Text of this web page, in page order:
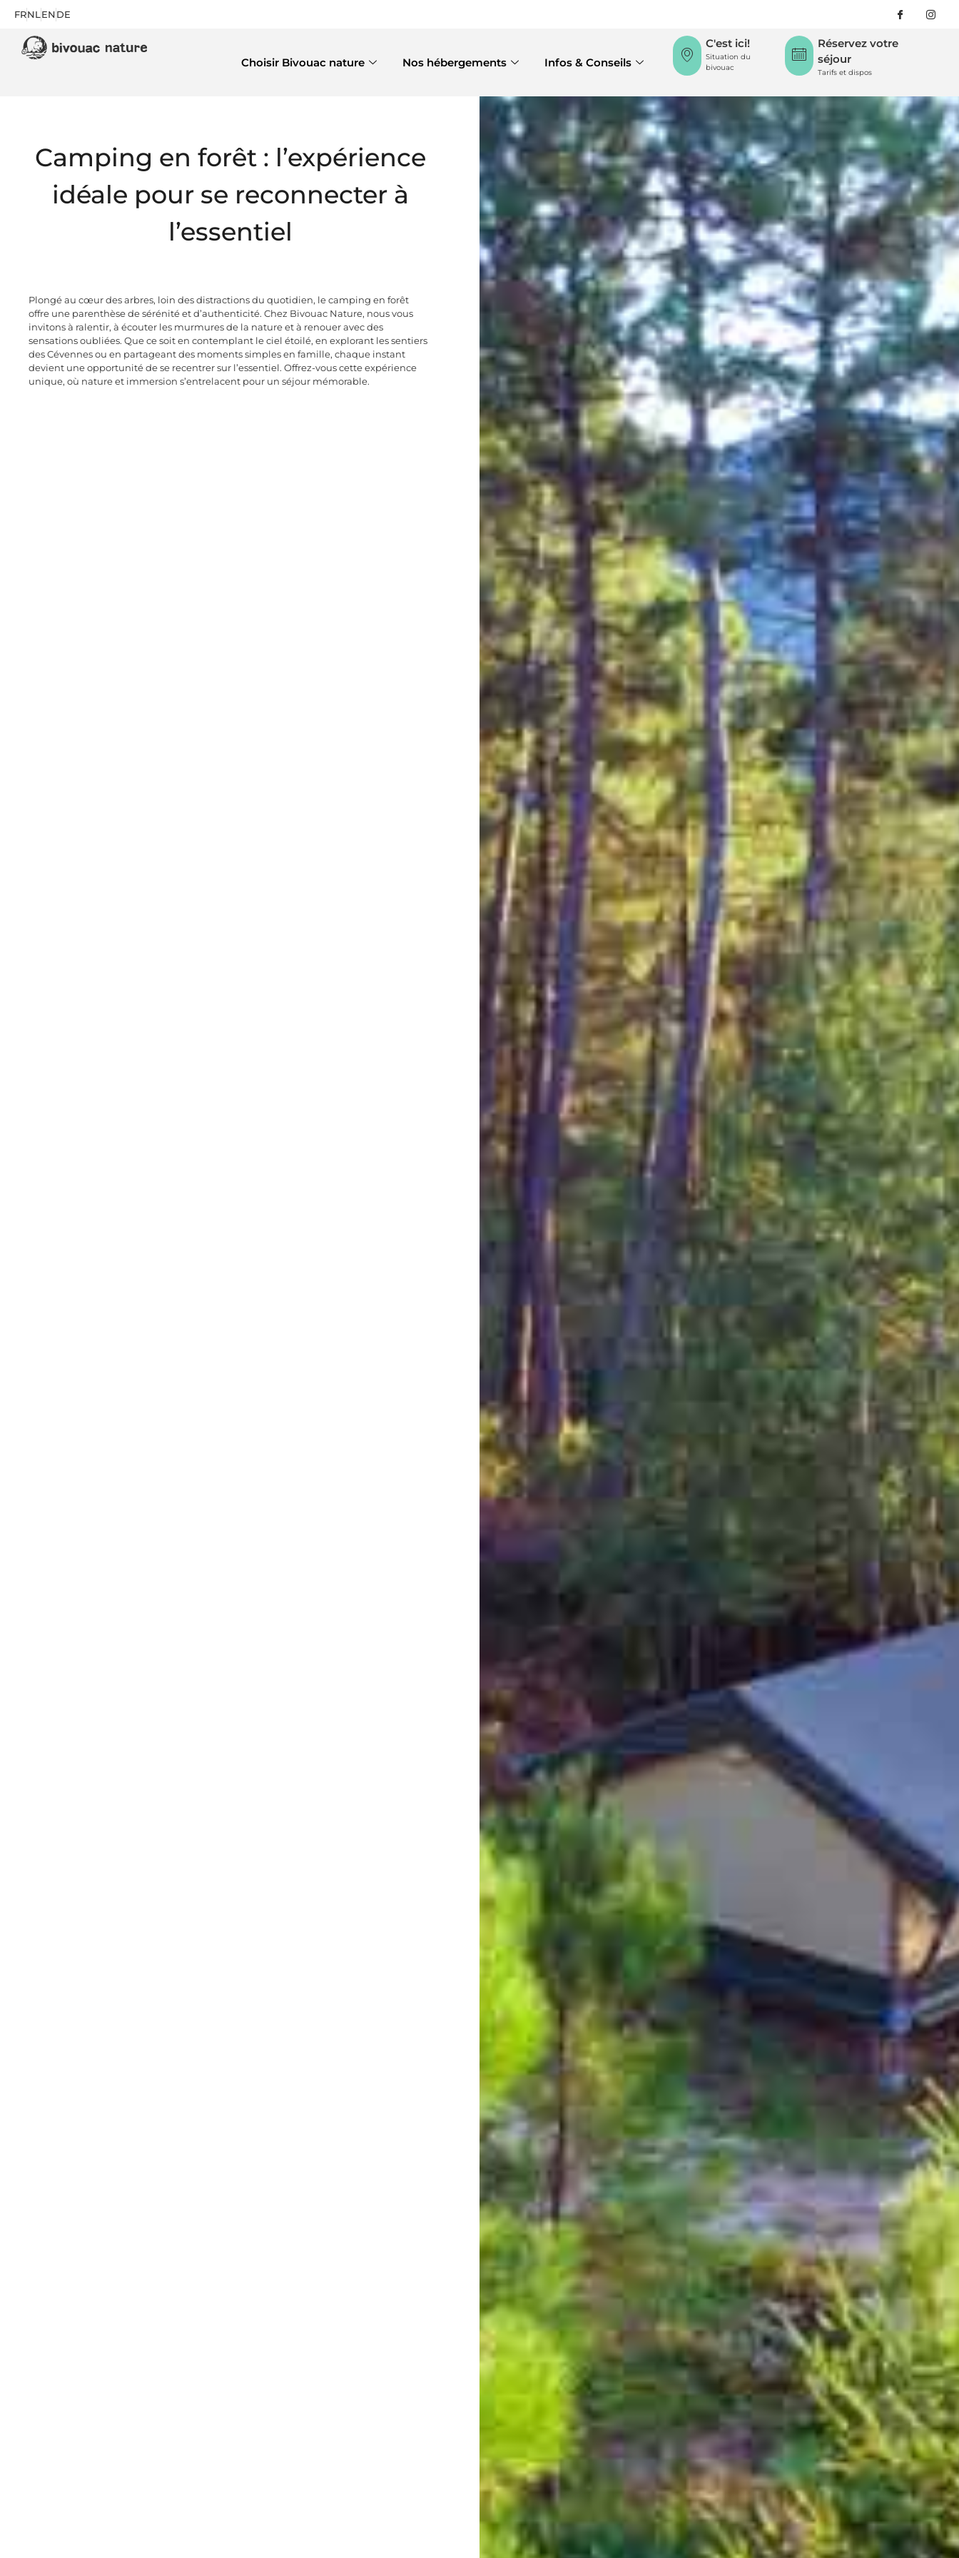
FRNLENDE
Choisir Bivouac nature Nos hébergements Infos & Conseils
C'est ici!
Situation du
bivouac
Réservez votre
séjour
Tarifs et dispos
Camping en forêt : l’expérience
idéale pour se reconnecter à
l’essentiel
Plongé au cœur des arbres, loin des distractions du quotidien, le camping en forêt
offre une parenthèse de sérénité et d’authenticité. Chez Bivouac Nature, nous vous
invitons à ralentir, à écouter les murmures de la nature et à renouer avec des
sensations oubliées. Que ce soit en contemplant le ciel étoilé, en explorant les sentiers
des Cévennes ou en partageant des moments simples en famille, chaque instant
devient une opportunité de se recentrer sur l’essentiel. Offrez-vous cette expérience
unique, où nature et immersion s’entrelacent pour un séjour mémorable.